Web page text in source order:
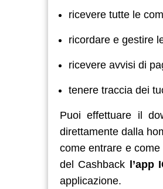
ricevere tutte le
ricordare e gestire
ricevere avvisi di
tenere traccia dei
Puoi effettuare il
direttamente dalla
come entrare e
del Cashback
l’app
applicazione.